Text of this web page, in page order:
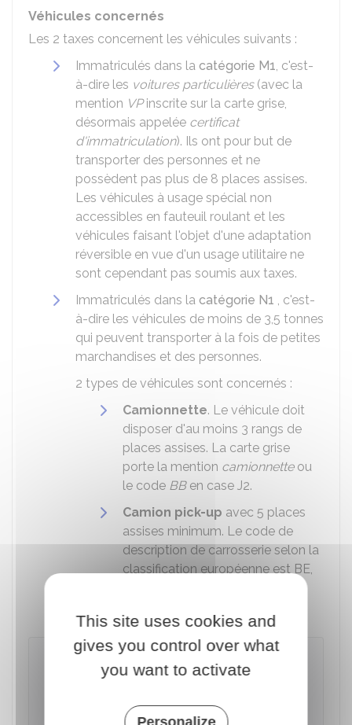
Véhicules concernés
Les 2 taxes concernent les véhicules suivants :
Immatriculés dans la catégorie M1, c'est-
à-dire les voitures particulières(avec la
mention VPinscrite sur la carte grise,
désormais appelée certificat
d'immatriculation). Ils ont pour but de
transporter des personnes et ne
possèdent pas plus de 8 places assises.
Les véhicules à usage spécial non
accessibles en fauteuil roulant et les
véhicules faisant l'objet d'une adaptation
réversible en vue d'un usage utilitaire ne
sont cependant pas soumis aux taxes.
Immatriculés dans la catégorie N1 , c'est-
à-dire les véhicules de moins de 3,5 tonnes
qui peuvent transporter à la fois de petites
marchandises et des personnes.
2 types de véhicules sont concernés :
Camionnette. Le véhicule doit
disposer d'au moins 3 rangs de
places assises. La carte grise
porte la mention camionnetteou
le code BBen case J2.
Camion pick-up avec 5 places
assises minimum. Le code de
description de carrosserie selon la
classification européenne est BE,
À noter
Les camionspick-up exclusivement
remontées mécaniquesne sont pas
This site uses cookies and
gives you control over what
you want to activate
Personalize